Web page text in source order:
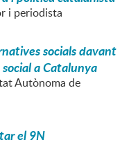
i periodista
socials davant
a Catalunya
Autònoma de
el 9N